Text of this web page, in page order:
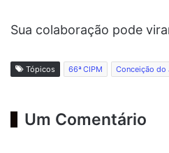
Sua colaboração pode
Tópicos 66ª CIPM Conceição do
Um Comentário